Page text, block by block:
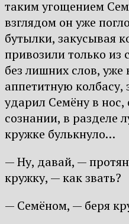
таким угощением
взглядом он уже
бутылки, закусывая
привозили только
без лишних слов, уже
аппетитную колбасу,
ударил Семёну в
сознании, в разделе
кружке булькнуло…
— Ну, давай, —
кружку, — как звать?
— Семёном, — беря